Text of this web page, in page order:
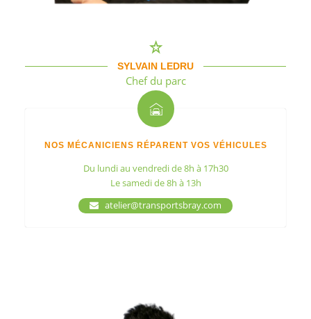
SYLVAIN LEDRU
Chef du parc
NOS MÉCANICIENS RÉPARENT VOS VÉHICULES
Du lundi au vendredi de 8h à 17h30
Le samedi de 8h à 13h
atelier@transportsbray.com